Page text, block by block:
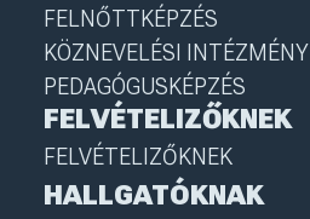
FELNŐTTKÉPZÉS
KÖZNEVELÉSI INTÉZMÉNY
PEDAGÓGUSKÉPZÉS
FELVÉTELIZŐKNEK
FELVÉTELIZŐKNEK
HALLGATÓKNAK